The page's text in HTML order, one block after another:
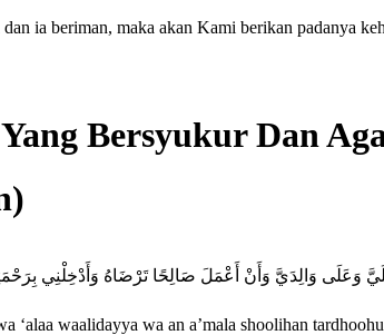
ia beriman, maka akan Kami berikan padanya
Bersyukur Dan
وَعَلَى وَالِدَيَّ وَأَنْ أَعْمَلَ صَالِحًا تَرْضَاهُ وَأَدْخِلْنِي
‘alaa waalidayya wa an a’mala shoolihan